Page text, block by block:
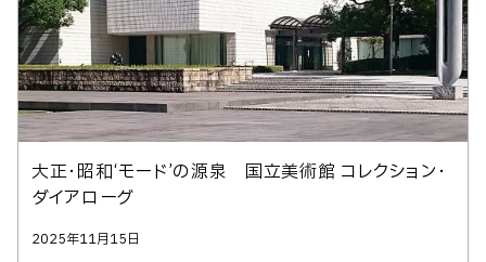
大正・昭和‘モード’の源泉 国立美術館 コレクション・
ダイアローグ
2025年11月15日